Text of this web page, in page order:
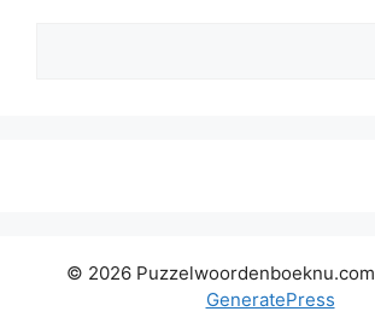
© 2026 Puzzelwoordenboeknu.com
GeneratePress